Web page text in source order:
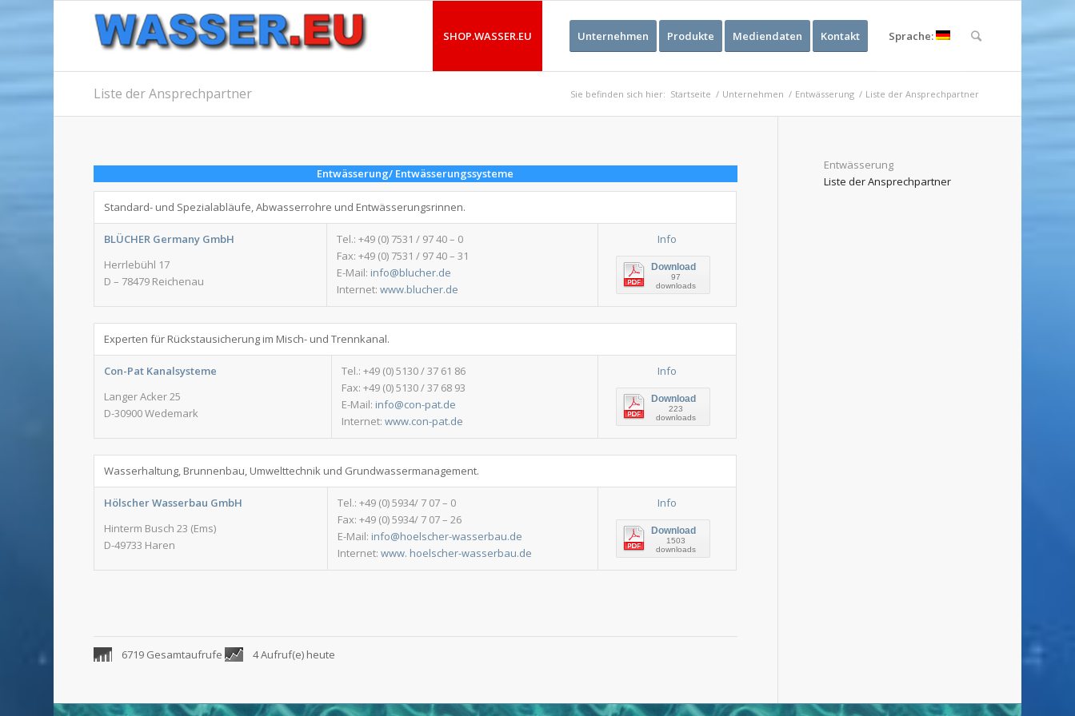
SHOP.WASSER.EU Unternehmen Produkte Mediendaten Kontakt Sprache:
Liste der Ansprechpartner Sie befinden sich hier: Startseite / Unternehmen / Entwässerung / Liste der Ansprechpartner
Entwässerung/ Entwässerungssysteme
Standard- und Spezialabläufe, Abwasserrohre und Entwässerungsrinnen.
BLÜCHER Germany GmbH
Herrlebühl 17
D – 78479 Reichenau
Tel.: +49 (0) 7531 / 97 40 – 0
Fax: +49 (0) 7531 / 97 40 – 31
E-Mail: info@blucher.de
Internet:www.blucher.de
Info
Download
97
downloads
Experten für Rückstausicherung im Misch- und Trennkanal.
Con-Pat Kanalsysteme
Langer Acker 25
D-30900 Wedemark
Tel.: +49 (0) 5130 / 37 61 86
Fax: +49 (0) 5130 / 37 68 93
E-Mail: info@con-pat.de
Internet:www.con-pat.de
Info
Download
223
downloads
Wasserhaltung, Brunnenbau, Umwelttechnik und Grundwassermanagement.
Hölscher Wasserbau GmbH
Hinterm Busch 23 (Ems)
D-49733 Haren
Tel.: +49 (0) 5934/ 7 07 – 0
Fax: +49 (0) 5934/ 7 07 – 26
E-Mail: info@hoelscher-wasserbau.de
Internet:www. hoelscher-wasserbau.de
Info
Download
1503
downloads
6719 Gesamtaufrufe 4 Aufruf(e) heute
Entwässerung
Liste der Ansprechpartner